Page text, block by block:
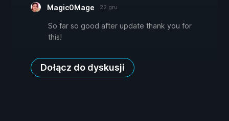
Magic0Mage 22 gru
So far so good after update thank you for
this!
Dołącz do dyskusji